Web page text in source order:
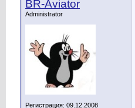
BR-Aviator
Administrator
Регистрация: 09.12.2008